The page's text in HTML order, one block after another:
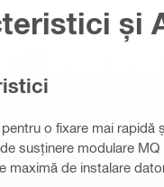
și
o fixare mai rapidă
susținere modulare MQ
maximă de instalare